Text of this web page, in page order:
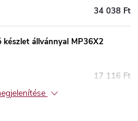
34 038 Ft
készlet állvánnyal MP36X2
17 116 Ft